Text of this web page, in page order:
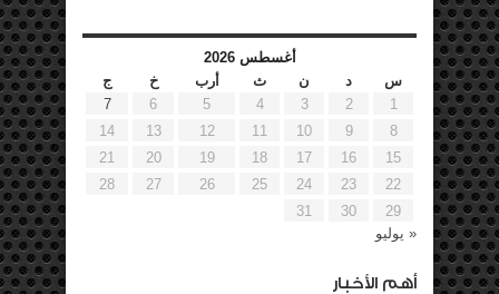
أغسطس 2026
س
د ن ث أرب خ
ج
1
2
3
4
5
6
7
8
9
10
11
12
13
14
15
16
17
18
19
20
21
22
23
24
25
26
27
28
29
30
31
« يوليو
أهم الأخبار